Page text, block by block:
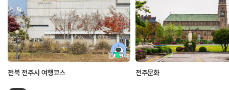
전북 전주시 여행코스 전주문화